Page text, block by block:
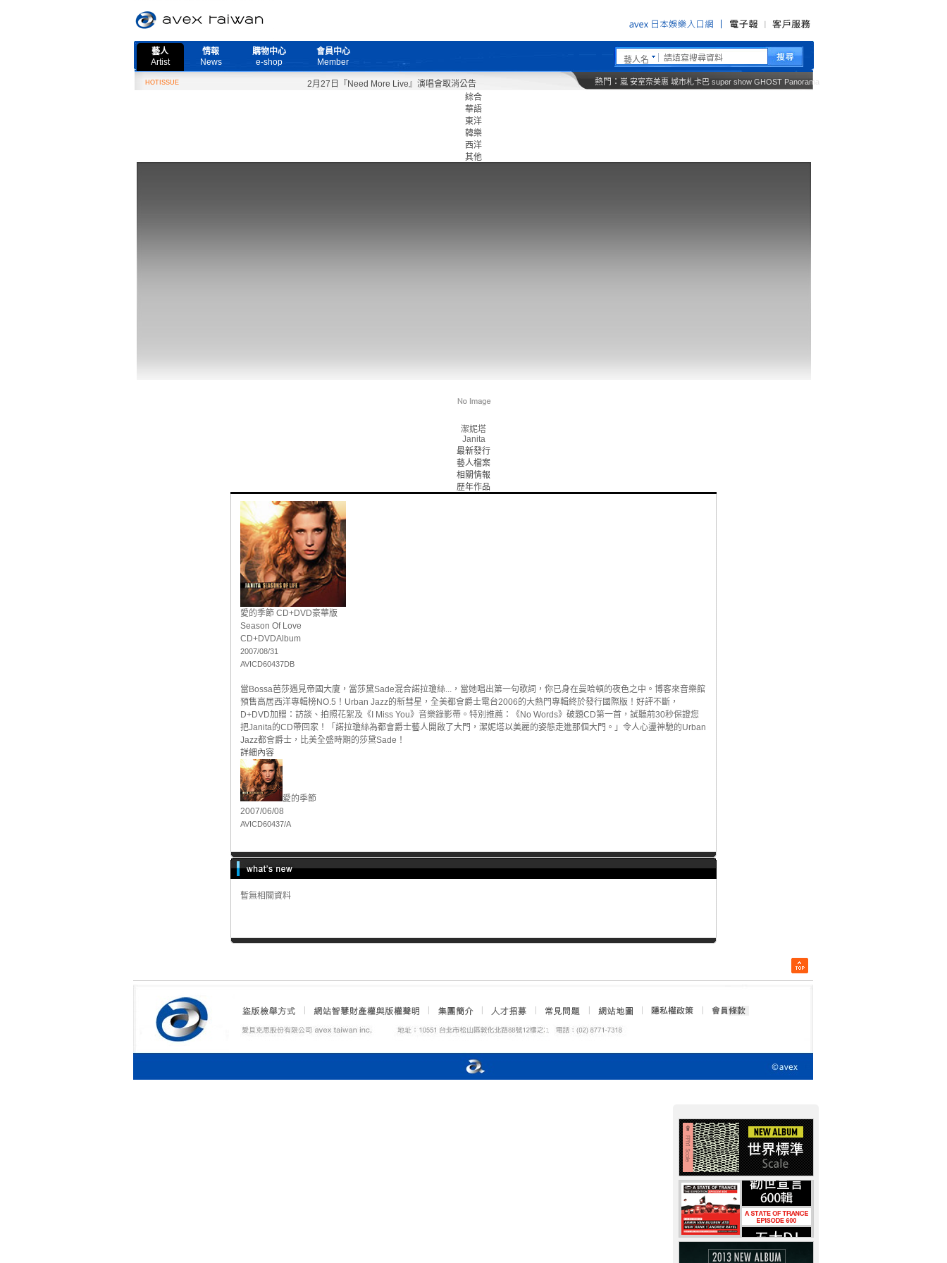
藝人
Artist
情報
News
購物中心
e-shop
會員中心
Member
藝人名
HOTISSUE 2月27日『Need More Live』演唱會取消公告 熱門： 嵐 安室奈美惠 城市札卡巴 super show GHOST Panorama
綜合
華語
東洋
韓樂
西洋
其他
潔妮塔
Janita
最新發行
藝人檔案
相關情報
歷年作品
愛的季節 CD+DVD豪華版
Season Of Love
CD+DVDAlbum
2007/08/31
AVICD60437DB
當Bossa芭莎遇見帝國大廈，當莎黛Sade混合諾拉瓊絲...，當她唱出第一句歌詞，你已身在曼哈頓的夜色之中。博客來音樂館
預售高居西洋專輯榜NO.5！Urban Jazz的新彗星，全美都會爵士電台2006的大熱門專輯終於發行國際版！好評不斷，
D+DVD加贈：訪談、拍照花絮及《I Miss You》音樂錄影帶。特別推薦：《No Words》破題CD第一首，試聽前30秒保證您
把Janita的CD帶回家！「諾拉瓊絲為都會爵士藝人開啟了大門，潔妮塔以美麗的姿態走進那個大門。」令人心盪神馳的Urban
Jazz都會爵士，比美全盛時期的莎黛Sade！
詳細內容
愛的季節
2007/06/08
AVICD60437/A
暫無相關資料